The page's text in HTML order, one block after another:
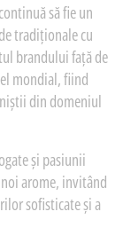
să fie un
tradiționale cu
brandului față de
mondial, fiind
din domeniul
și pasiunii
arome, invitând
sofisticate și a